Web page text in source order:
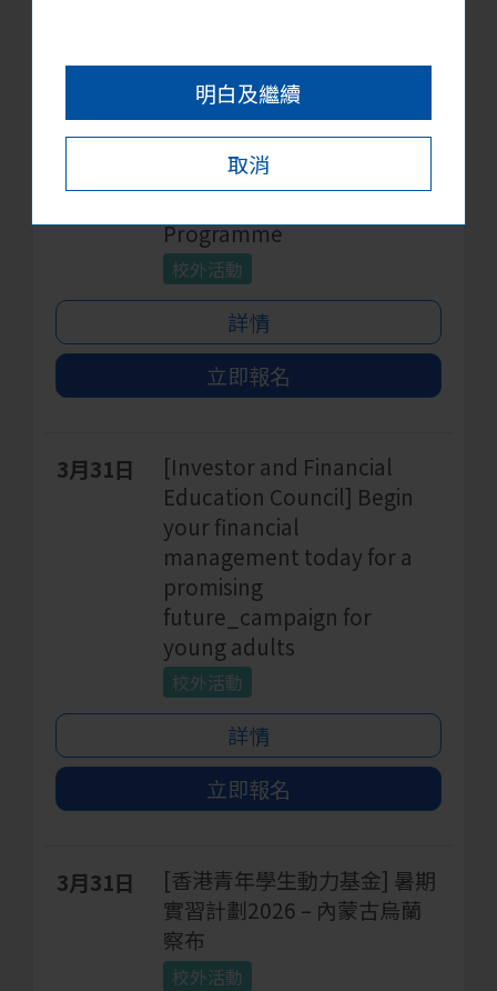
明白及繼續
取消
3月31日
[J.P. Morgan’s Hong
Kong] 2026 Hong Kong
Programme
校外活動
詳情
立即報名
3月31日
[Investor and Financial
Education Council] Begin
your financial
management today for a
promising
future_campaign for
young adults
校外活動
詳情
立即報名
3月31日
[香港青年學生動力基金] 暑期
實習計劃2026 – 內蒙古烏蘭
察布
校外活動